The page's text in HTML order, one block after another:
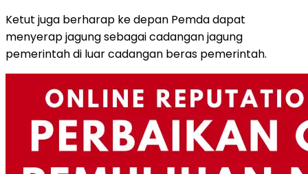
Ketut juga berharap ke depan Pemda dapat
menyerap jagung sebagai cadangan jagung
pemerintah di luar cadangan beras pemerintah.